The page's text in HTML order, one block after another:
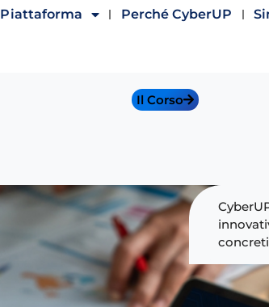
Piattaforma Perché CyberUP
Il Corso